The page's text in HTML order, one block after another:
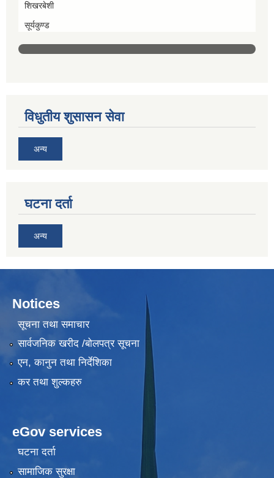
शिखरबेशी
सूर्यकुण्ड
विधुतीय शुसासन सेवा
अन्य
घटना दर्ता
अन्य
Notices
सूचना तथा समाचार
सार्वजनिक खरीद /बोलपत्र सूचना
एन, कानुन तथा निर्देशिका
कर तथा शुल्कहरु
eGov services
घटना दर्ता
सामाजिक सुरक्षा